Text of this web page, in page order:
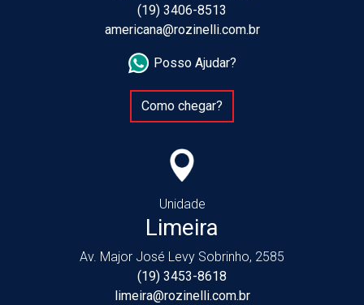
(19) 3406-8513
americana@rozinelli.com.br
Posso Ajudar?
Como chegar?
Unidade
Limeira
Av. Major José Levy Sobrinho, 2585
(19) 3453-8618
limeira@rozinelli.com.br